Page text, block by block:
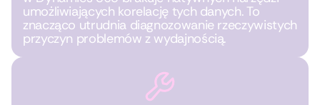
umożliwiających korelację tych danych. To
znacząco utrudnia diagnozowanie rzeczywistych
przyczyn problemów z wydajnością.